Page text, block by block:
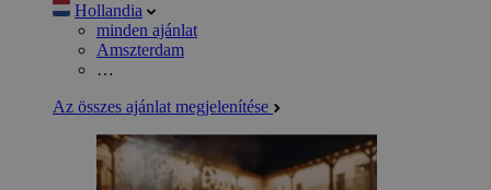
Hollandia
minden ajánlat
Amszterdam
…
Az összes ajánlat megjelenítése